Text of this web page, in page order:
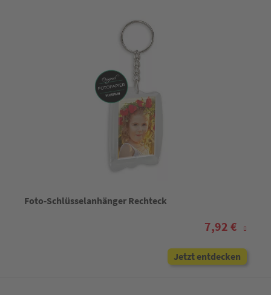
Foto-Schlüsselanhänger Rechteck
7,92 €
Jetzt entdecken